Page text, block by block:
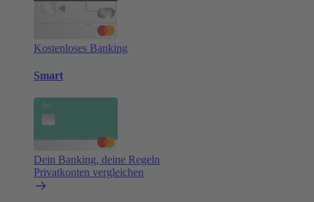
Kostenloses Banking
Smart
Dein Banking, deine Regeln
Privatkonten vergleichen